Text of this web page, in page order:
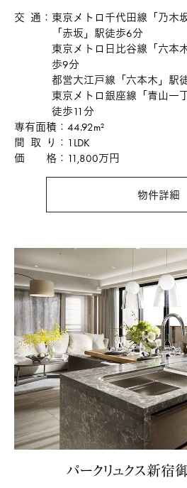
交通
東京メトロ千代田線「乃木
「赤坂」駅徒歩6分
東京メトロ日比谷線「六本
歩9分
都営大江戸線「六本木」駅
東京メトロ銀座線「青山一
徒歩11分
専有面積
44.92m²
間取り
1LDK
価格
11,800万円
物件詳細
パークリュクス新宿